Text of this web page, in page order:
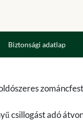
Biztonsági adatlap
csillogást adó